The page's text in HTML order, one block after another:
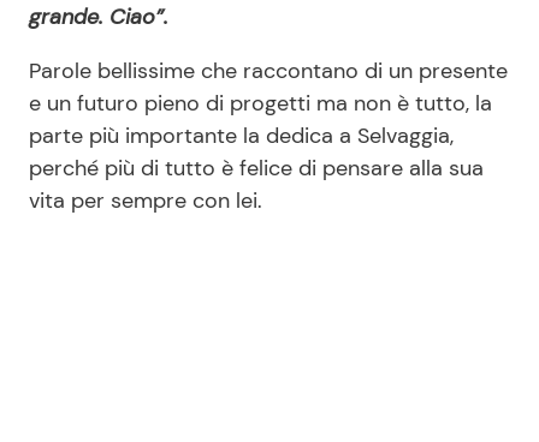
grande. Ciao”.
Parole bellissime che raccontano di un presente
e un futuro pieno di progetti ma non è tutto, la
parte più importante la dedica a Selvaggia,
perché più di tutto è felice di pensare alla sua
vita per sempre con lei.